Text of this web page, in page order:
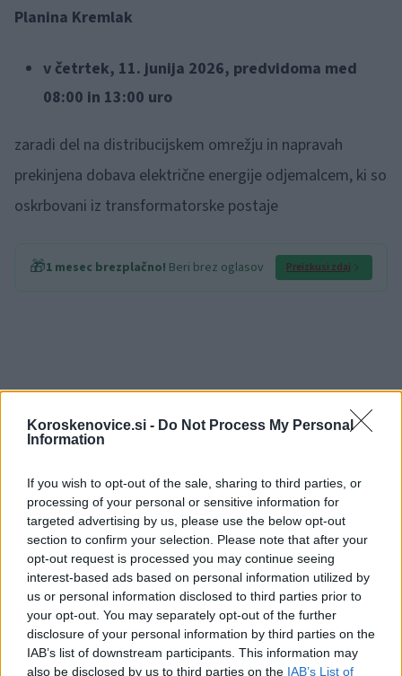
Koroskenovice.si - Do Not Process My Personal
Information
If you wish to opt-out of the sale, sharing to third parties, or
processing of your personal or sensitive information for
targeted advertising by us, please use the below opt-out
section to confirm your selection. Please note that after your
opt-out request is processed you may continue seeing
interest-based ads based on personal information utilized by
us or personal information disclosed to third parties prior to
your opt-out. You may separately opt-out of the further
disclosure of your personal information by third parties on the
IAB’s list of downstream participants. This information may
also be disclosed by us to third parties on the IAB’s List of
Planina Kremlak
v četrtek, 11. junija 2026, predvidoma med
08:00 in 13:00 uro
zaradi del na distribucijskem omrežju in napravah
prekinjena dobava električne energije odjemalcem, ki so
oskrbovani iz transformatorske postaje
🎁1 mesec brezplačno! Beri brez oglasov Preizkusi zdaj
Opozorilo: Po 297. členu Kazenskega zakonika je
posameznik kazensko odgovoren za javno spodbujanje
sovraštva, nasilja ali nestrpnosti. Komentarji z žaljivimi,
rasističnimi, diskriminatornimi ali nezakonitimi vsebinami bodo
odstranjeni. Pravila komentiranja →
Failed to fetch